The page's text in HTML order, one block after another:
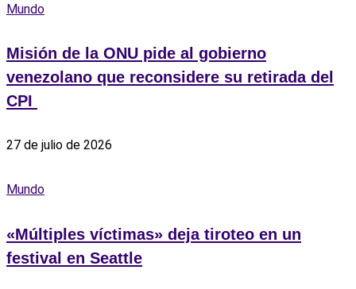
Mundo
Misión de la ONU pide al gobierno
venezolano que reconsidere su retirada del
CPI ‎
27 de julio de 2026
Mundo
«Múltiples víctimas» deja tiroteo en un
festival en Seattle